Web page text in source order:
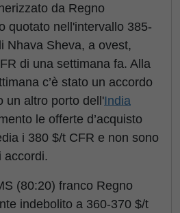
da Regno
quotato nell'intervallo 385-
Nhava Sheva, a ovest,
di una settimana fa. Alla
c’è stato un accordo
un altro porto dell'India
le offerte d’acquisto
i 380 $/t CFR e non sono
accordi.
(80:20) franco Regno
indebolito a 360-370 $/t